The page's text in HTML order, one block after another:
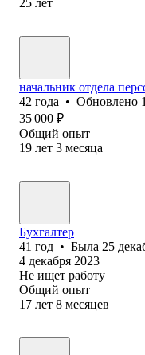
начальник отдела
42 года • Обновлено
35 000 ₽
Общий опыт
19 лет 3 месяца
Бухгалтер
41 год • Была 25
4 декабря 2023
Не ищет работу
Общий опыт
17 лет 8 месяцев